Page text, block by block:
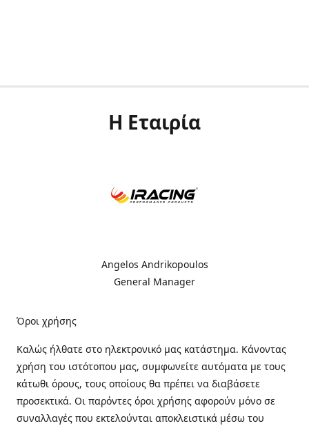
Η Εταιρία
Angelos Andrikopoulos
General Manager
Όροι χρήσης
Καλώς ήλθατε στo ηλεκτρονικό μας κατάστημα. Κάνοντας
χρήση του ιστότοπου μας, συμφωνείτε αυτόματα με τους
κάτωθι όρους, τους οποίους θα πρέπει να διαβάσετε
προσεκτικά. Οι παρόντες όροι χρήσης αφορούν μόνο σε
συναλλαγές που εκτελούνται αποκλειστικά μέσω του